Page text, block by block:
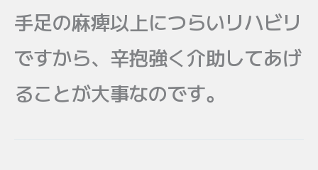
手足の麻痺以上につらいリハビリ
ですから、辛抱強く介助してあげ
ることが大事なのです。